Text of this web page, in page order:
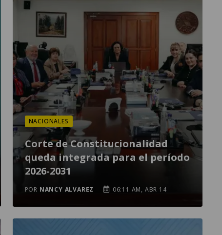
NACIONALES
Corte de Constitucionalidad
queda integrada para el período
2026-2031
POR NANCY ALVAREZ 06:11 AM, ABR 14